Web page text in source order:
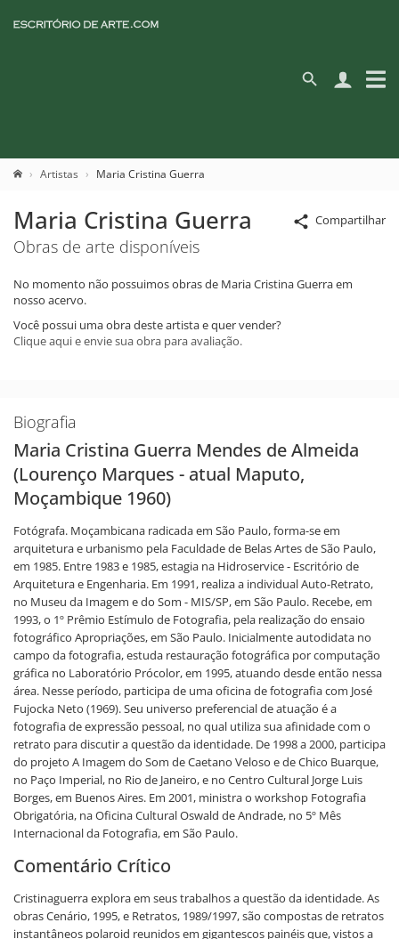
Artistas Maria Cristina Guerra
Compartilhar
Maria Cristina Guerra
Obras de arte disponíveis
No momento não possuimos obras de Maria Cristina Guerra em
nosso acervo.
Você possui uma obra deste artista e quer vender?
Clique aqui e envie sua obra para avaliação.
Biografia
Maria Cristina Guerra Mendes de Almeida
(Lourenço Marques - atual Maputo,
Moçambique 1960)
Fotógrafa. Moçambicana radicada em São Paulo, forma-se em
arquitetura e urbanismo pela Faculdade de Belas Artes de São Paulo,
em 1985. Entre 1983 e 1985, estagia na Hidroservice - Escritório de
Arquitetura e Engenharia. Em 1991, realiza a individual Auto-Retrato,
no Museu da Imagem e do Som - MIS/SP, em São Paulo. Recebe, em
1993, o 1º Prêmio Estímulo de Fotografia, pela realização do ensaio
fotográfico Apropriações, em São Paulo. Inicialmente autodidata no
campo da fotografia, estuda restauração fotográfica por computação
gráfica no Laboratório Prócolor, em 1995, atuando desde então nessa
área. Nesse período, participa de uma oficina de fotografia com José
Fujocka Neto (1969). Seu universo preferencial de atuação é a
fotografia de expressão pessoal, no qual utiliza sua afinidade com o
retrato para discutir a questão da identidade. De 1998 a 2000, participa
do projeto A Imagem do Som de Caetano Veloso e de Chico Buarque,
no Paço Imperial, no Rio de Janeiro, e no Centro Cultural Jorge Luis
Borges, em Buenos Aires. Em 2001, ministra o workshop Fotografia
Obrigatória, na Oficina Cultural Oswald de Andrade, no 5º Mês
Internacional da Fotografia, em São Paulo.
Comentário Crítico
Cristinaguerra explora em seus trabalhos a questão da identidade. As
obras Cenário, 1995, e Retratos, 1989/1997, são compostas de retratos
instantâneos polaroid reunidos em gigantescos painéis que, vistos a